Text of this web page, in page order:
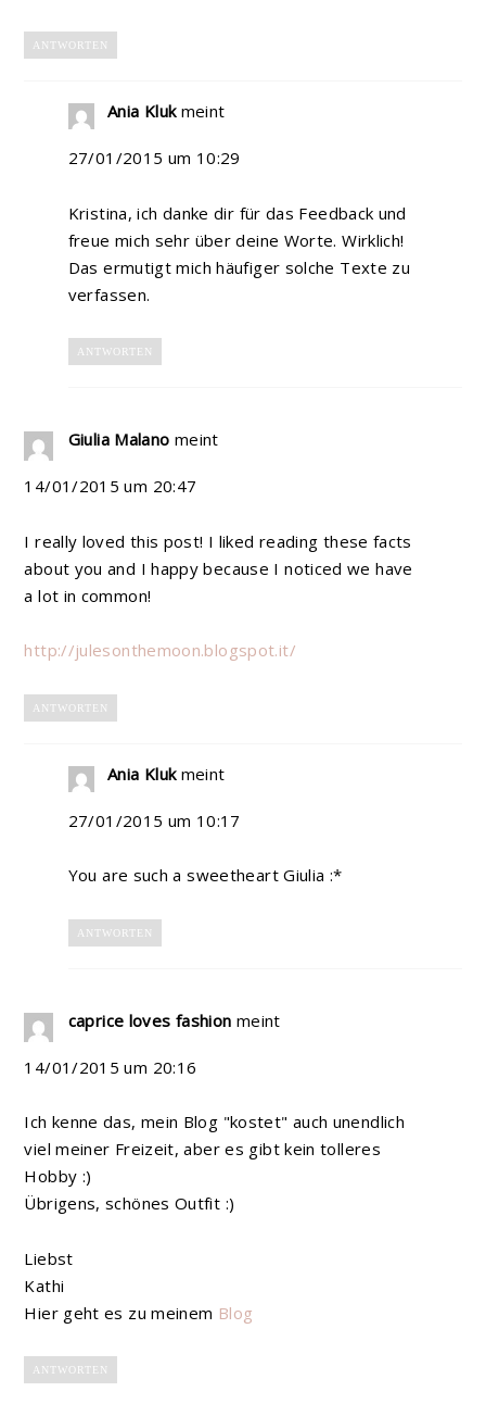
ANTWORTEN
Ania Kluk meint
27/01/2015 um 10:29
Kristina, ich danke dir für das Feedback und
freue mich sehr über deine Worte. Wirklich!
Das ermutigt mich häufiger solche Texte zu
verfassen.
ANTWORTEN
Giulia Malano meint
14/01/2015 um 20:47
I really loved this post! I liked reading these facts
about you and I happy because I noticed we have
a lot in common!
http://julesonthemoon.blogspot.it/
ANTWORTEN
Ania Kluk meint
27/01/2015 um 10:17
You are such a sweetheart Giulia :*
ANTWORTEN
caprice loves fashion meint
14/01/2015 um 20:16
Ich kenne das, mein Blog "kostet" auch unendlich
viel meiner Freizeit, aber es gibt kein tolleres
Hobby :)
Übrigens, schönes Outfit :)
Liebst
Kathi
Hier geht es zu meinem Blog
ANTWORTEN